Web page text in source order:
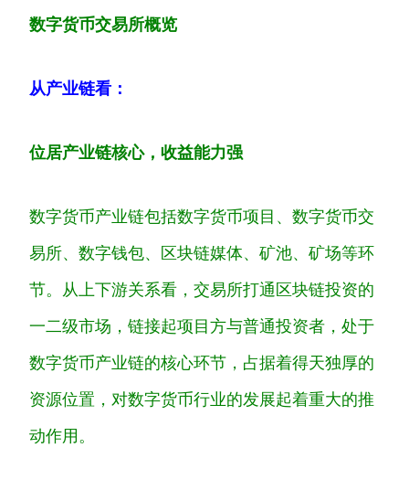
数字货币交易所概览
从产业链看：
位居产业链核心，收益能力强
数字货币产业链包括数字货币项目、数字货币交
易所、数字钱包、区块链媒体、矿池、矿场等环
节。从上下游关系看，交易所打通区块链投资的
一二级市场，链接起项目方与普通投资者，处于
数字货币产业链的核心环节，占据着得天独厚的
资源位置，对数字货币行业的发展起着重大的推
动作用。